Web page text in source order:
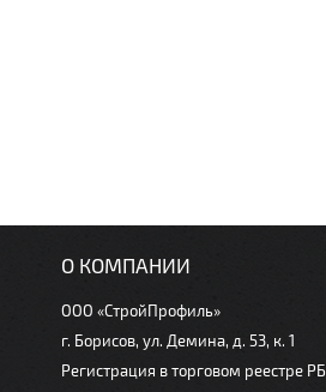
О КОМПАНИИ
ООО «СтройПрофиль»
г. Борисов, ул. Демина, д. 53, к. 1
Регистрация в торговом реестре РБ